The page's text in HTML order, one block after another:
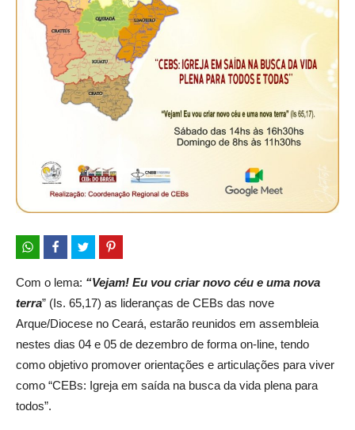
Com o lema: “Vejam! Eu vou criar novo céu e uma nova
terra” (Is. 65,17) as lideranças de CEBs das nove
Arque/Diocese no Ceará, estarão reunidos em assembleia
nestes dias 04 e 05 de dezembro de forma on-line, tendo
como objetivo promover orientações e articulações para viver
como “CEBs: Igreja em saída na busca da vida plena para
todos”.